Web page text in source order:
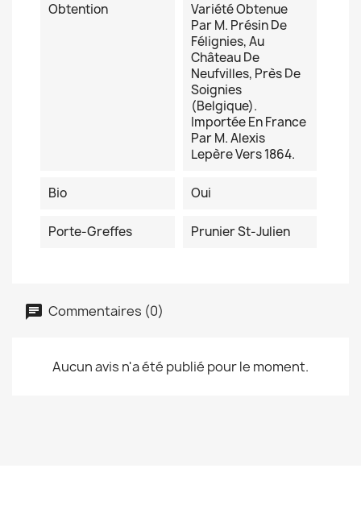
Obtention
Variété Obtenue
Par M. Présin De
Félignies, Au
Château De
Neufvilles, Près De
Soignies
(Belgique).
Importée En France
Par M. Alexis
Lepère Vers 1864.
Bio Oui
Porte-Greffes Prunier St-Julien
Commentaires (0)
Aucun avis n'a été publié pour le moment.